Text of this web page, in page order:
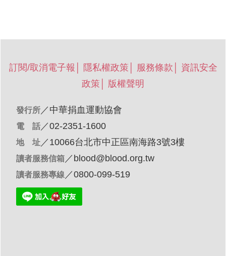
訂閱/取消電子報 隱私權政策 服務條款
資訊安全
政策
版權聲明
發行所 ／ 中華捐血運動協會
電 話 ／02-2351-1600
地 址 ／10066台北市中正區南海路3號3樓
讀者服務信箱 ／ blood@blood.org.tw
讀者服務專線 ／0800-099-519